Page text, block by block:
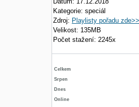
Kategorie: speciál
Zdroj: Playlisty pořadu zde>>
Velikost: 135MB
Počet stažení: 2245x
Celkem
Srpen
Dnes
Online